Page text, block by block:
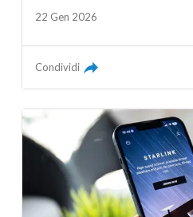
22 Gen 2026
Condividi